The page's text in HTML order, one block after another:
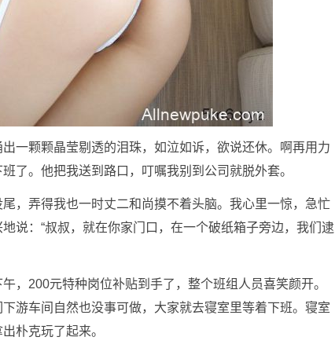
一颗颗晶莹剔透的泪珠，如泣如诉，欲说还休。啊再用力
了。他把我送到路口，叮嘱我别到公司就脱外套。
，弄得我也一时丈二和尚摸不着头脑。我心里一惊，急忙
说：“叔叔，就在你家门口，在一个破纸箱子旁边，我们逮
，200元特种岗位补贴到手了，整个班组人员喜笑颜开。
游车间自然也没事可做，大家就去寝室里等着下班。寝室
朴克玩了起来。